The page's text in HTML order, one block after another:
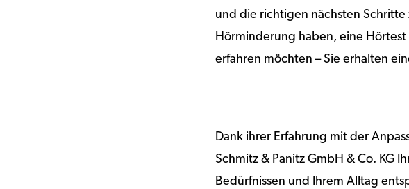
und die richtigen nächsten Schritte
Hörminderung haben, eine
erfahren möchten – Sie erhalten
Dank ihrer Erfahrung mit der
Schmitz & Panitz GmbH & Co. KG
Bedürfnissen und Ihrem Alltag